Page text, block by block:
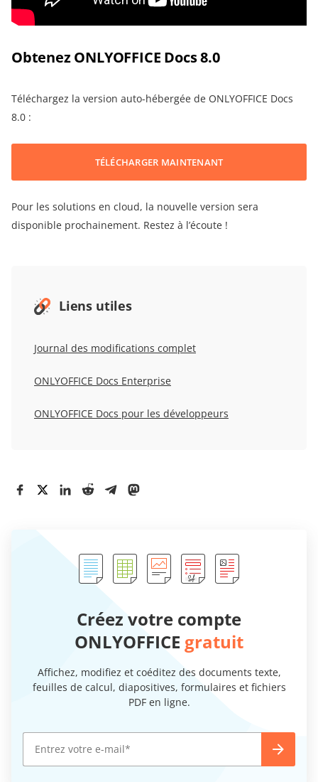
Obtenez ONLYOFFICE Docs 8.0
Téléchargez la version auto-hébergée de ONLYOFFICE Docs
8.0 :
TÉLÉCHARGER MAINTENANT
Pour les solutions en cloud, la nouvelle version sera
disponible prochainement. Restez à l’écoute !
Liens utiles
Journal des modifications complet
ONLYOFFICE Docs Enterprise
ONLYOFFICE Docs pour les développeurs
Créez votre compte
ONLYOFFICE gratuit
Affichez, modifiez et coéditez des documents texte,
feuilles de calcul, diapositives, formulaires et fichiers
PDF en ligne.